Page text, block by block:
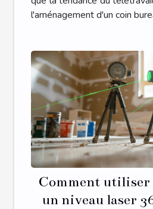
l'aménagement d'un coin
Comment utiliser
un niveau laser